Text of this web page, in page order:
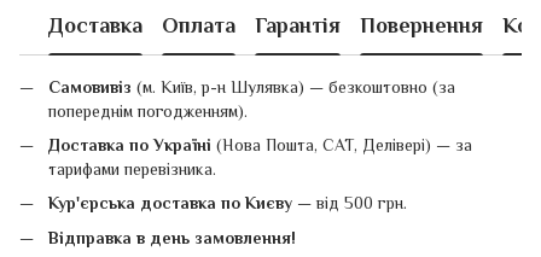
Доставка Оплата Гарантія Повернення
Самовивіз (м. Київ, р-н Шулявка) — безкоштовно (за
попереднім погодженням).
Доставка по Україні (Нова Пошта, САТ, Делівері) — за
тарифами перевізника.
Кур'єрська доставка по Києву — від 500 грн.
Відправка в день замовлення!